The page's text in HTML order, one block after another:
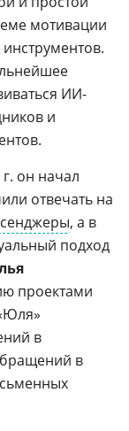
мотивации
ИИ-
и
он начал
отвечать на
, а в
подход
проектами
в
в